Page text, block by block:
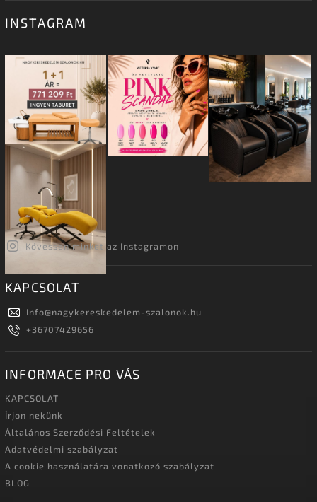
INSTAGRAM
Kövessen minket az Instagramon
KAPCSOLAT
Info@nagykereskedelem-szalonok.hu
+36707429656
INFORMACE PRO VÁS
KAPCSOLAT
Írjon nekünk
Általános Szerződési Feltételek
Adatvédelmi szabályzat
A cookie használatára vonatkozó szabályzat
BLOG